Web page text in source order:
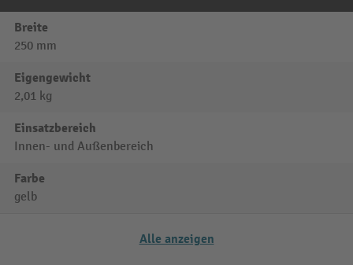
Breite
250 mm
Eigengewicht
2,01 kg
Einsatzbereich
Innen- und Außenbereich
Farbe
gelb
Alle anzeigen